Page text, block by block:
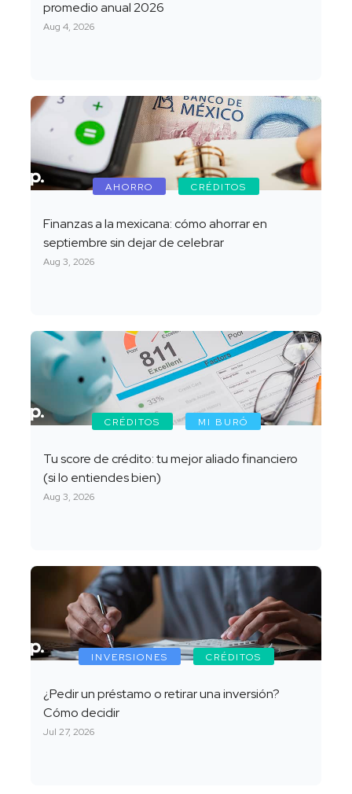
promedio anual 2026
Aug 4, 2026
AHORRO CRÉDITOS
Finanzas a la mexicana: cómo ahorrar en
septiembre sin dejar de celebrar
Aug 3, 2026
CRÉDITOS MI BURÓ
Tu score de crédito: tu mejor aliado financiero
(si lo entiendes bien)
Aug 3, 2026
INVERSIONES CRÉDITOS
¿Pedir un préstamo o retirar una inversión?
Cómo decidir
Jul 27, 2026